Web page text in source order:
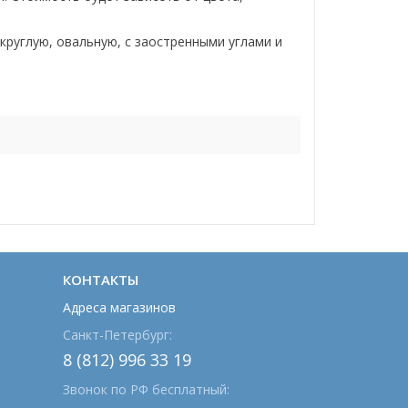
овальную, с заостренными углами и
КОНТАКТЫ
Адреса магазинов
Санкт-Петербург:
8 (812) 996 33 19
Звонок по РФ бесплатный: